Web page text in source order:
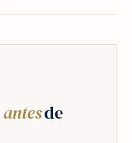
antesde